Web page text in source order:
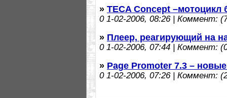
» TECA Concept –мотоцикл
01-02-2006, 08:26 | Коммент:
» Плеер, реагирующий на
01-02-2006, 07:44 | Коммент:
» Page Promoter 7.3 –
01-02-2006, 07:26 | Коммент: